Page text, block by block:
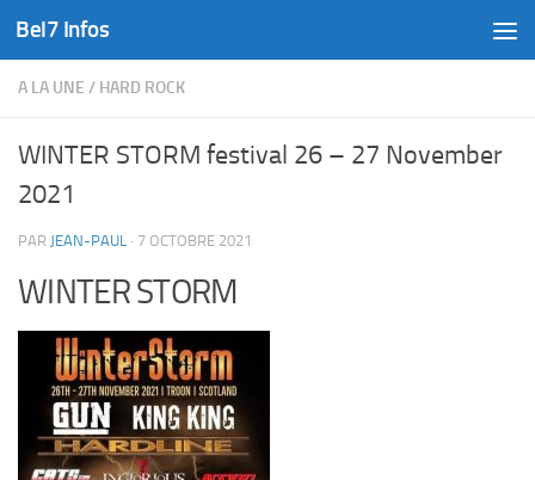
Skip to content
Bel7 Infos
A LA UNE / HARD ROCK
WINTER STORM festival 26 – 27 November
2021
PAR JEAN-PAUL · 7 OCTOBRE 2021
WINTER STORM